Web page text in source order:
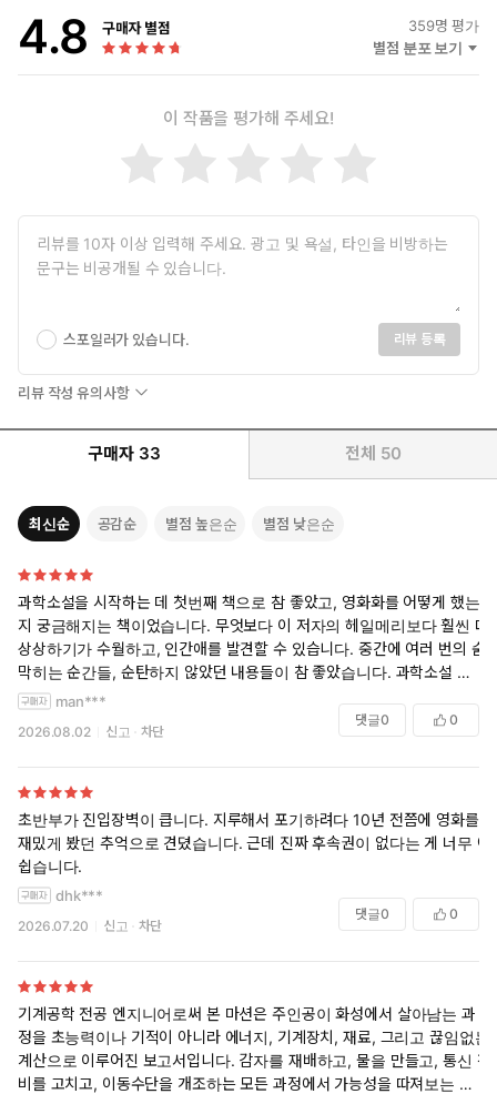
4.8 구매자 별점 359명 평가
별점 분포 보기
이 작품을 평가해 주세요!
스포일러가 있습니다. 리뷰 등록
리뷰 작성 유의사항
구매자 33 전체 50
최신순 공감순 별점 높은순 별점 낮은순
과학소설을 시작하는 데 첫번째 책으로 참 좋았고, 영화화를 어떻게 했는
지 궁금해지는 책이었습니다. 무엇보다 이 저자의 헤일메리보다 훨씬 더
상상하기가 수월하고, 인간애를 발견할 수 있습니다. 중간에 여러 번의 숨
막히는 순간들, 순탄하지 않았던 내용들이 참 좋았습니다. 과학소설 입문
자에게 꼭 추천하는 책입니다.
man***
2026.08.02 신고 차단
댓글0 0
초반부가 진입장벽이 큽니다. 지루해서 포기하려다 10년 전쯤에 영화를
재밌게 봤던 추억으로 견뎠습니다. 근데 진짜 후속권이 없다는 게 너무 아
쉽습니다.
dhk***
2026.07.20 신고 차단
댓글0 0
기계공학 전공 엔지니어로써 본 마션은 주인공이 화성에서 살아남는 과
정을 초능력이나 기적이 아니라 에너지, 기계장치, 재료, 그리고 끊임없는
계산으로 이루어진 보고서입니다. 감자를 재배하고, 물을 만들고, 통신 장
비를 고치고, 이동수단을 개조하는 모든 과정에서 가능성을 따져보는 공